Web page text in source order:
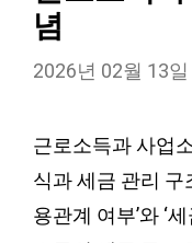
념
2026년 02월 13일
근로소득과 사업
식과 세금 관리 구
용관계 여부’와 ‘